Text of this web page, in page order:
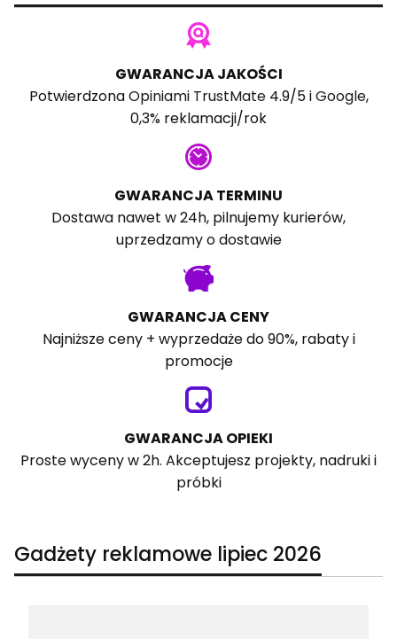
GWARANCJA JAKOŚCI
PotwierdzonaOpiniami TrustMate4.9/5 iGoogle,
0,3% reklamacji/rok
GWARANCJA TERMINU
Dostawa nawet w 24h, pilnujemy kurierów,
uprzedzamy o dostawie
GWARANCJA CENY
Najniższe ceny + wyprzedaże do 90%, rabaty i
promocje
GWARANCJA OPIEKI
Proste wyceny w 2h. Akceptujesz projekty, nadruki i
próbki
Gadżety reklamowe lipiec 2026